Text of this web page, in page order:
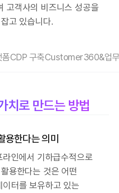
고객사의 비즈니스 성공을
고 있습니다.
CDP 구축Customer360&업
치로 만드는 방법
용한다는 의미
라인에서 기하급수적으로
용한다는 것은 어떤
터를 보유하고 있는